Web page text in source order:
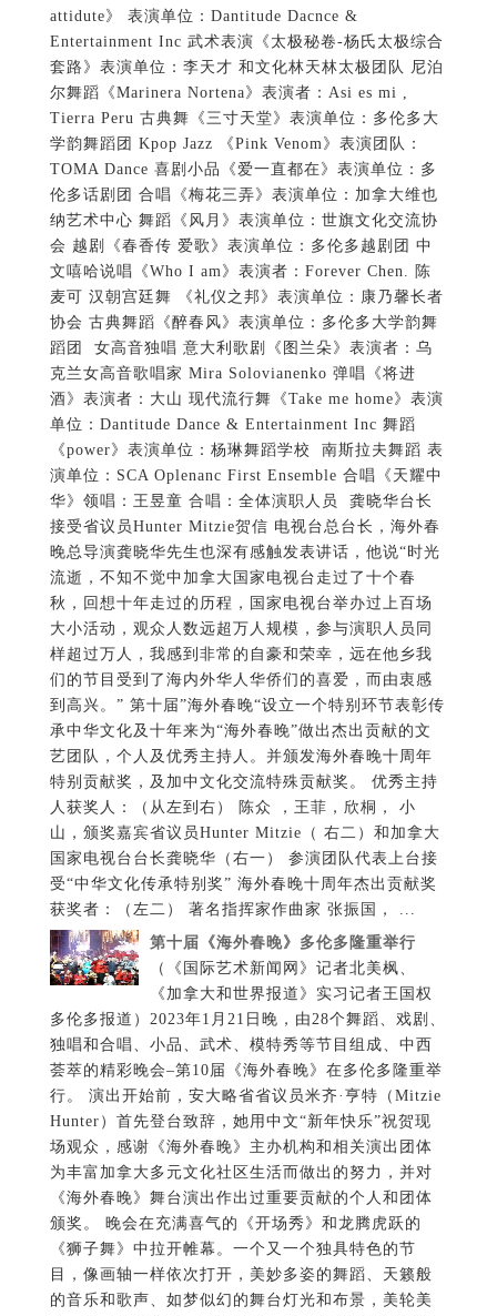
attidute》 表演单位：Dantitude Dacnce &
Entertainment Inc 武术表演《太极秘卷-杨氏太极综合
套路》表演单位：李天才 和文化林天林太极团队 尼泊
尔舞蹈《Marinera Nortena》表演者：Asi es mi ,
Tierra Peru 古典舞《三寸天堂》表演单位：多伦多大
学韵舞蹈团 Kpop Jazz 《Pink Venom》表演团队：
TOMA Dance 喜剧小品《爱一直都在》表演单位：多
伦多话剧团 合唱《梅花三弄》表演单位：加拿大维也
纳艺术中心 舞蹈《风月》表演单位：世旗文化交流协
会 越剧《春香传 爱歌》表演单位：多伦多越剧团 中
文嘻哈说唱《Who I am》表演者：Forever Chen. 陈
麦可 汉朝宫廷舞 《礼仪之邦》表演单位：康乃馨长者
协会 古典舞蹈《醉春风》表演单位：多伦多大学韵舞
蹈团 女高音独唱 意大利歌剧《图兰朵》表演者：乌
克兰女高音歌唱家 Mira Solovianenko 弹唱《将进
酒》表演者：大山 现代流行舞《Take me home》表演
单位：Dantitude Dance & Entertainment Inc 舞蹈
《power》表演单位：杨琳舞蹈学校 南斯拉夫舞蹈 表
演单位：SCA Oplenanc First Ensemble 合唱《天耀中
华》领唱：王昱童 合唱：全体演职人员 龚晓华台长
接受省议员Hunter Mitzie贺信 电视台总台长，海外春
晚总导演龚晓华先生也深有感触发表讲话，他说“时光
流逝，不知不觉中加拿大国家电视台走过了十个春
秋，回想十年走过的历程，国家电视台举办过上百场
大小活动，观众人数远超万人规模，参与演职人员同
样超过万人，我感到非常的自豪和荣幸，远在他乡我
们的节目受到了海内外华人华侨们的喜爱，而由衷感
到高兴。” 第十届”海外春晚“设立一个特别环节表彰传
承中华文化及十年来为“海外春晚”做出杰出贡献的文
艺团队，个人及优秀主持人。并颁发海外春晚十周年
特别贡献奖，及加中文化交流特殊贡献奖。 优秀主持
人获奖人：（从左到右） 陈众 ，王菲，欣桐， 小
山，颁奖嘉宾省议员Hunter Mitzie（ 右二）和加拿大
国家电视台台长龚晓华（右一） 参演团队代表上台接
受“中华文化传承特别奖” 海外春晚十周年杰出贡献奖
获奖者：（左二） 著名指挥家作曲家 张振国， ...
第十届《海外春晚》多伦多隆重举行
（《国际艺术新闻网》记者北美枫、
《加拿大和世界报道》实习记者王国权
多伦多报道）2023年1月21日晚，由28个舞蹈、戏剧、
独唱和合唱、小品、武术、模特秀等节目组成、中西
荟萃的精彩晚会–第10届《海外春晚》在多伦多隆重举
行。 演出开始前，安大略省省议员米齐·亨特（Mitzie
Hunter）首先登台致辞，她用中文“新年快乐”祝贺现
场观众，感谢《海外春晚》主办机构和相关演出团体
为丰富加拿大多元文化社区生活而做出的努力，并对
《海外春晚》舞台演出作出过重要贡献的个人和团体
颁奖。 晚会在充满喜气的《开场秀》和龙腾虎跃的
《狮子舞》中拉开帷幕。一个又一个独具特色的节
目，像画轴一样依次打开，美妙多姿的舞蹈、天籁般
的音乐和歌声、如梦似幻的舞台灯光和布景，美轮美